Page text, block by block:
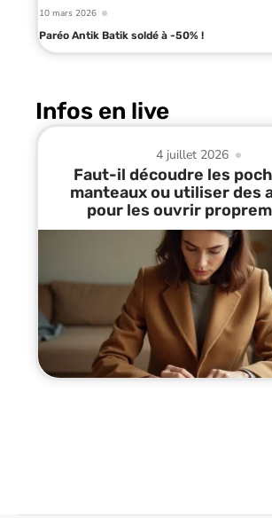
10 mars 2026
Paréo Antik Batik soldé à -50% !
Infos en live
4 juillet 2026
Faut-il découdre les
manteaux ou utiliser des
pour les ouvrir